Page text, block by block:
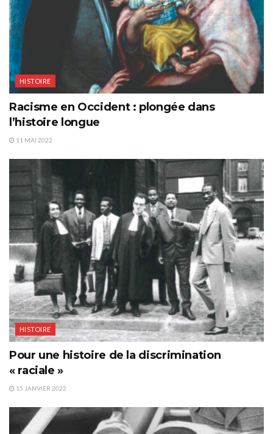
HISTOIRE
Racisme en Occident : plongée dans
l’histoire longue
11 MAI 2022
HISTOIRE
Pour une histoire de la discrimination
« raciale »
15 JANVIER 2022